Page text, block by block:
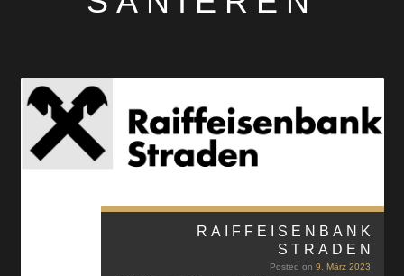
RAIFFEISENBANK
STRADEN
Posted on 9. März 2023